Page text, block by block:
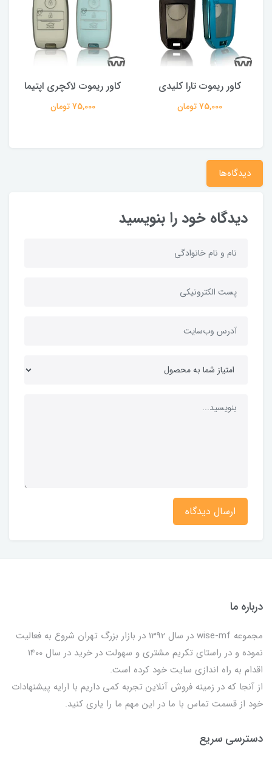
کاور ریموت تارا کلیدی
75,000 تومان
کاور ریموت لاکچری اپتیما
75,000 تومان
دیدگاه‌ها
دیدگاه خود را بنویسید
ارسال دیدگاه
درباره ما
مجموعه wise-mf در سال 1392 در بازار بزرگ تهران شروع به فعالیت
نموده و در راستای تکریم مشتری و سهولت در خرید در سال 1400
اقدام به راه اندازی سایت خود کرده است.
از آنجا که در زمینه فروش آنلاین تجربه کمی داریم با ارایه پیشنهادات
خود از قسمت تماس با ما در این مهم ما را یاری کنید.
دسترسی سریع